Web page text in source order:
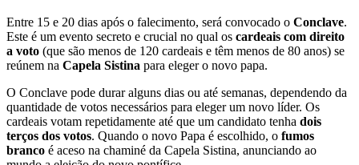
Entre 15 e 20 dias após o falecimento, será convocado o Conclave.
Este é um evento secreto e crucial no qual os cardeais com direito
a voto (que são menos de 120 cardeais e têm menos de 80 anos) se
reúnem na Capela Sistina para eleger o novo papa.
O Conclave pode durar alguns dias ou até semanas, dependendo da
quantidade de votos necessários para eleger um novo líder. Os
cardeais votam repetidamente até que um candidato tenha dois
terços dos votos. Quando o novo Papa é escolhido, o fumos
branco é aceso na chaminé da Capela Sistina, anunciando ao